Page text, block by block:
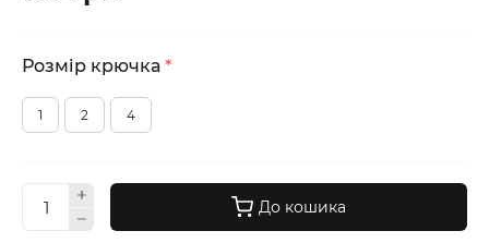
Розмір крючка *
1 2 4
До кошика